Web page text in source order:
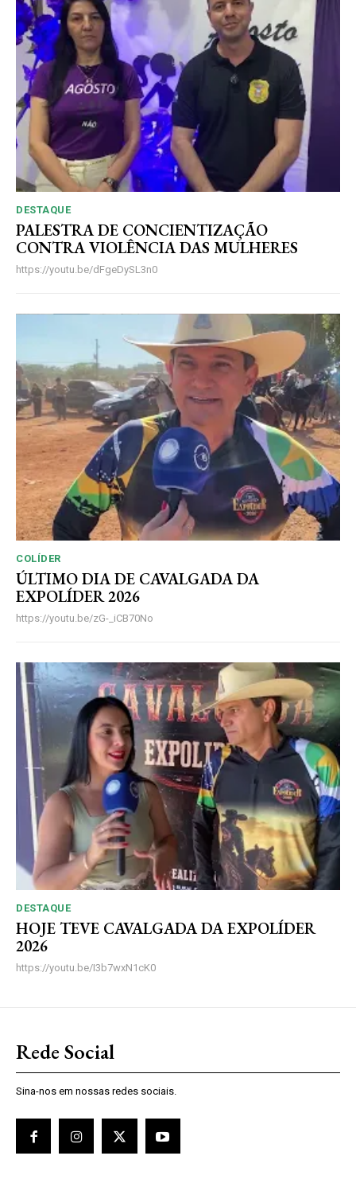
DESTAQUE
PALESTRA DE CONCIENTIZAÇÃO
CONTRA VIOLÊNCIA DAS MULHERES
https://youtu.be/dFgeDySL3n0
COLÍDER
ÚLTIMO DIA DE CAVALGADA DA
EXPOLÍDER 2026
https://youtu.be/zG-_iCB70No
DESTAQUE
HOJE TEVE CAVALGADA DA EXPOLÍDER
2026
https://youtu.be/I3b7wxN1cK0
Rede Social
Sina-nos em nossas redes sociais.